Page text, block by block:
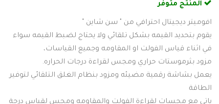
المنتج متوفر
افوميتر ديجيتال احترافي من " سن شاين "
يقوم بتحديد القيمه بشكل تلقائي ولا يحتاج لضبط القيمه سواء
في اثناء قياس الفولت او المقاومه وجميع القياسات،
مزود بثرموستات حراري ومجس لقراءة درجات الحراره.
يعمل بشاشة رقمية مضيئه ومزود بنظام الغلق التلقائي لتوفير
الطاقة
ياتي مع مجسات لقراءة الفولت والمقاومه ومجس لقياس درجة